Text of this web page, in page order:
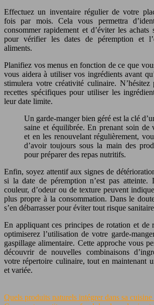
Effectuez un inventaire régulier de votre
fois par mois. Cela vous permettra
consommer rapidement et d’éviter les achats
pour vérifier les dates de péremption et
aliments.
Planifiez vos menus en fonction de ce que
vous aidera à utiliser vos ingrédients avant
stimulera votre créativité culinaire. N’hésitez
recettes spécifiques pour utiliser les
leur date limite.
Un garde-manger bien géré est la clé d’une alimentation
saine et équilibrée. En prenant soin de
et en les renouvelant régulièrement,
d’avoir toujours sous la main des
pour préparer des repas nutritifs.
Enfin, soyez attentif aux signes de
si la date de péremption n’est pas atteinte.
couleur, d’odeur ou de texture peuvent
plus propre à la consommation. Dans le
s’en débarrasser pour éviter tout risque
En appliquant ces principes de rotation et de
optimiserez l’utilisation de votre garde-
gaspillage alimentaire. Cette approche vous
découvrir de nouvelles combinaisons
votre répertoire culinaire, tout en maintenant
et variée.
Quels produits naturels intégrer dans sa